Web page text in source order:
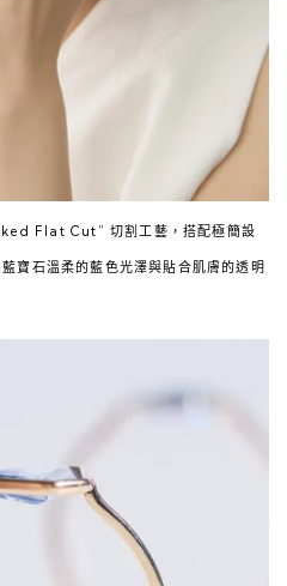
Flat Cut” 切割工藝，搭配極簡設
寶石溫柔的藍色光澤與貼合肌膚的透明